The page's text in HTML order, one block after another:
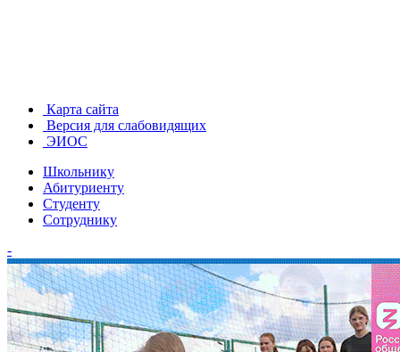
Карта сайта
Версия для слабовидящих
ЭИОС
Школьнику
Абитуриенту
Студенту
Сотруднику
-